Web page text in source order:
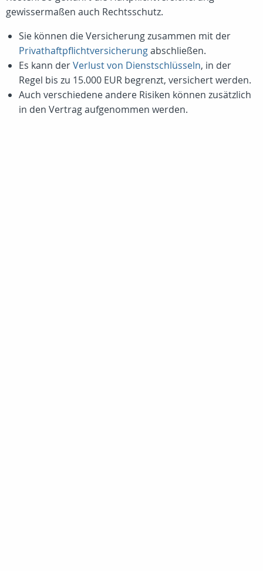
gewissermaßen auch Rechtsschutz.
Sie können die Versicherung zusammen mit der
Privathaftpflichtversicherungabschließen.
Es kann derVerlust von Dienstschlüsseln, in der
Regel bis zu 15.000 EUR begrenzt, versichert werden.
Auch verschiedene andere Risiken können zusätzlich
in den Vertrag aufgenommen werden.